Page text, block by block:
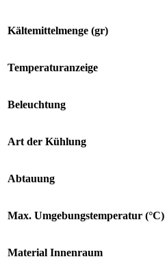
Kältemittelmenge (gr)
Temperaturanzeige
Beleuchtung
Art der Kühlung
Abtauung
Max. Umgebungstemperatur (°C)
Material Innenraum